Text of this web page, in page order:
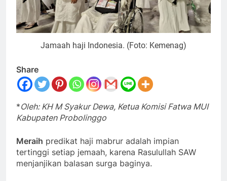
Jamaah haji Indonesia. (Foto: Kemenag)
Share
*Oleh: KH M Syakur Dewa, Ketua Komisi Fatwa MUI
Kabupaten Probolinggo
Meraih predikat haji mabrur adalah impian
tertinggi setiap jemaah, karena Rasulullah SAW
menjanjikan balasan surga baginya.